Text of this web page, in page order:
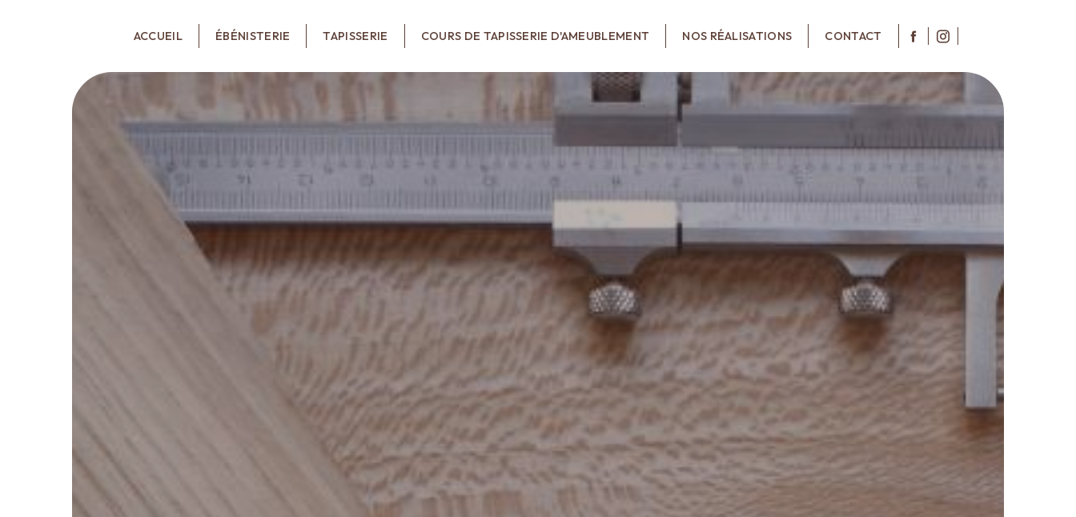
ACCUEIL ÉBÉNISTERIE TAPISSERIE COURS DE TAPISSERIE D'AMEUBLEMENT NOS RÉALISATIONS CONTACT